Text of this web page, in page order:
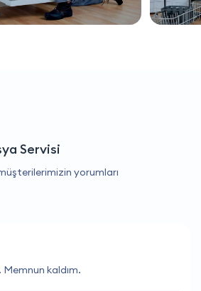
Servisi
yorumları
kaldım.